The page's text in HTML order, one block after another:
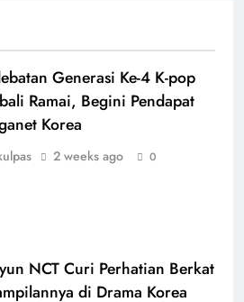
Generasi Ke-4 K-pop
Ramai, Begini Pendapat
Korea
2 weeks ago 0
NCT Curi Perhatian Berkat
di Drama Korea